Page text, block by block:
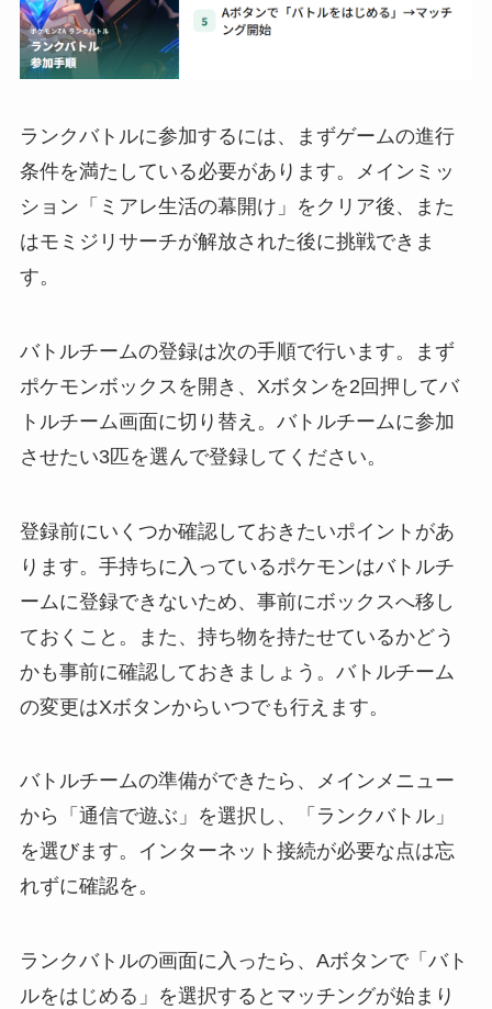
ランクバトルに参加するには、まずゲームの進行
条件を満たしている必要があります。メインミッ
ション「ミアレ生活の幕開け」をクリア後、また
はモミジリサーチが解放された後に挑戦できま
す。
バトルチームの登録は次の手順で行います。まず
ポケモンボックスを開き、Xボタンを2回押してバ
トルチーム画面に切り替え。バトルチームに参加
させたい3匹を選んで登録してください。
登録前にいくつか確認しておきたいポイントがあ
ります。手持ちに入っているポケモンはバトルチ
ームに登録できないため、事前にボックスへ移し
ておくこと。また、持ち物を持たせているかどう
かも事前に確認しておきましょう。バトルチーム
の変更はXボタンからいつでも行えます。
バトルチームの準備ができたら、メインメニュー
から「通信で遊ぶ」を選択し、「ランクバトル」
を選びます。インターネット接続が必要な点は忘
れずに確認を。
ランクバトルの画面に入ったら、Aボタンで「バト
ルをはじめる」を選択するとマッチングが始まり